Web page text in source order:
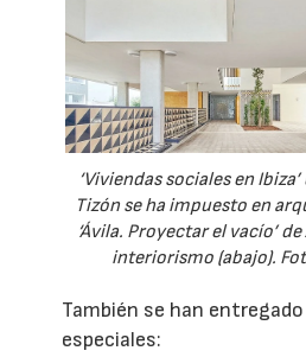
‘Viviendas sociales en
Tizón se ha impuesto en
‘Ávila. Proyectar el vacío’
interiorismo (abajo).
También se han
especiales: